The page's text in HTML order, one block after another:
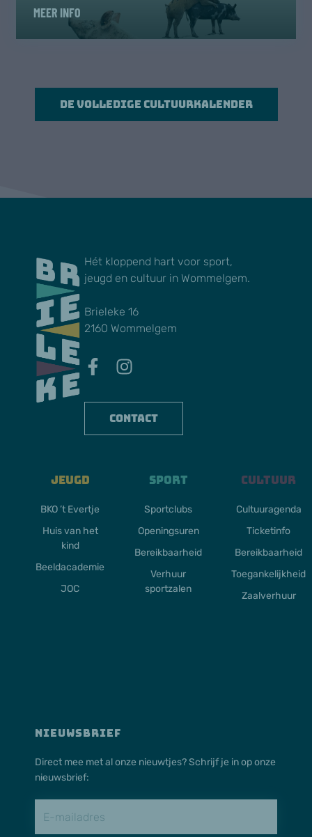
MEER INFO
De volledige cultuurkalender
NIEUWSBRIEF
Direct mee met al onze nieuwtjes? Schrijf je in op onze
nieuwsbrief:
Hét kloppend hart voor sport,
jeugd en cultuur in Wommelgem.
Brieleke 16
2160 Wommelgem
Contact
Jeugd
BKO ’t Evertje
Huis van het
kind
Beeldacademie
JOC
Sport
Sportclubs
Openingsuren
Bereikbaarheid
Verhuur
sportzalen
Cultuur
Cultuuragenda
Ticketinfo
Bereikbaarheid
Toegankelijkheid
Zaalverhuur